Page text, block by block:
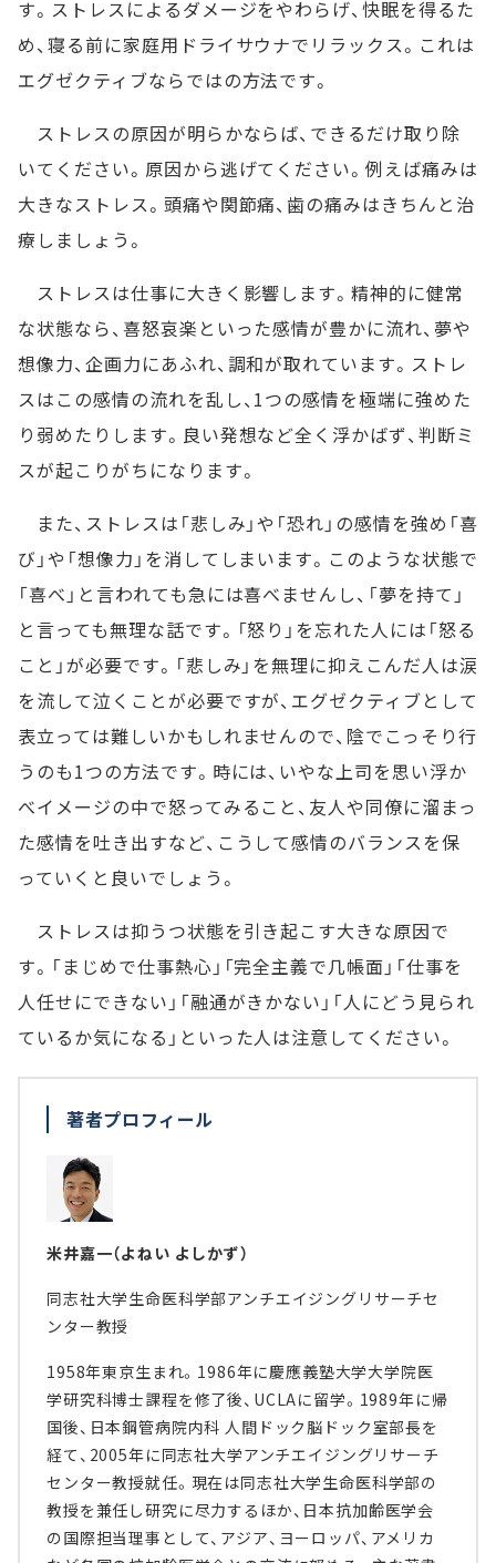
す。ストレスによるダメージをやわらげ、快眠を得るた
め、寝る前に家庭用ドライサウナでリラックス。これは
エグゼクティブならではの方法です。
ストレスの原因が明らかならば、できるだけ取り除
いてください。原因から逃げてください。例えば痛みは
大きなストレス。頭痛や関節痛、歯の痛みはきちんと治
療しましょう。
ストレスは仕事に大きく影響します。精神的に健常
な状態なら、喜怒哀楽といった感情が豊かに流れ、夢や
想像力、企画力にあふれ、調和が取れています。ストレ
スはこの感情の流れを乱し、1つの感情を極端に強めた
り弱めたりします。良い発想など全く浮かばず、判断ミ
スが起こりがちになります。
また、ストレスは「悲しみ」や「恐れ」の感情を強め「喜
び」や「想像力」を消してしまいます。このような状態で
「喜べ」と言われても急には喜べませんし、「夢を持て」
と言っても無理な話です。「怒り」を忘れた人には「怒る
こと」が必要です。「悲しみ」を無理に抑えこんだ人は涙
を流して泣くことが必要ですが、エグゼクティブとして
表立っては難しいかもしれませんので、陰でこっそり行
うのも1つの方法です。時には、いやな上司を思い浮か
べイメージの中で怒ってみること、友人や同僚に溜まっ
た感情を吐き出すなど、こうして感情のバランスを保
っていくと良いでしょう。
ストレスは抑うつ状態を引き起こす大きな原因で
す。「まじめで仕事熱心」「完全主義で几帳面」「仕事を
人任せにできない」「融通がきかない」「人にどう見られ
ているか気になる」といった人は注意してください。
著者プロフィール
米井嘉一（よねい よしかず）
同志社大学生命医科学部アンチエイジングリサーチセ
ンター教授
1958年東京生まれ。1986年に慶應義塾大学大学院医
学研究科博士課程を修了後、UCLAに留学。1989年に帰
国後、日本鋼管病院内科 人間ドック脳ドック室部長を
経て、2005年に同志社大学アンチエイジングリサーチ
センター教授就任。現在は同志社大学生命医科学部の
教授を兼任し研究に尽力するほか、日本抗加齢医学会
の国際担当理事として、アジア、ヨーロッパ、アメリカ